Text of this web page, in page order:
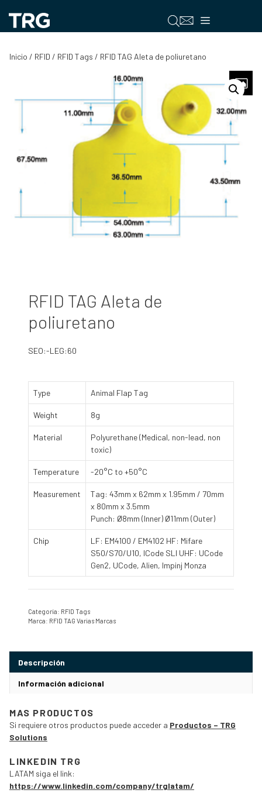
contenido
Menú
Inicio / RFID / RFID Tags / RFID TAG Aleta de poliuretano
RFID TAG Aleta de
poliuretano
SEO:-LEG:60
Type Animal Flap Tag
Weight 8g
Material
Polyurethane (Medical, non-lead, non
toxic)
Temperature -20°C to +50°C
Measurement
Tag: 43mm x 62mm x 1.95mm / 70mm
x 80mm x 3.5mm
Punch: Ø8mm (Inner) Ø11mm (Outer)
Chip
LF: EM4100 / EM4102 HF: Mifare
S50/S70/U10, ICode SLI UHF: UCode
Gen2, UCode, Alien, Impinj Monza
Categoría: RFID Tags
Marca: RFID TAG Varias Marcas
Descripción
Información adicional
MAS PRODUCTOS
Si requiere otros productos puede acceder a Productos – TRG
Solutions
LINKEDIN TRG
LATAM siga el link:
https://www.linkedin.com/company/trglatam/